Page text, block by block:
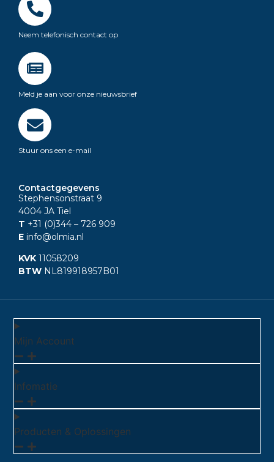
Neem telefonisch contact op
Meld je aan voor onze nieuwsbrief
Stuur ons een e-mail
Contactgegevens
Stephensonstraat 9
4004 JA Tiel
T +31 (0)344 – 726 909
E info@olmia.nl
KVK 11058209
BTW NL819918957B01
Mijn Account
Infomatie
Producten & Oplossingen